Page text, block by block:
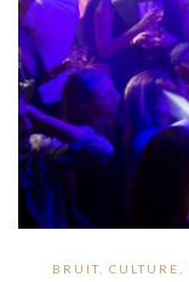
BRUIT, CULTURE